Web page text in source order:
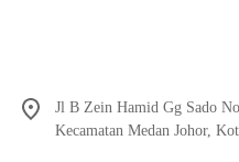
Jl B Zein Hamid Gg Sado
Kecamatan Medan Johor,